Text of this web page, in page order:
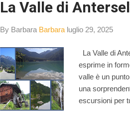
La Valle di
By Barbara Barbara luglio 29, 2025
La Valle di
esprime in
valle è un
una
escursioni per